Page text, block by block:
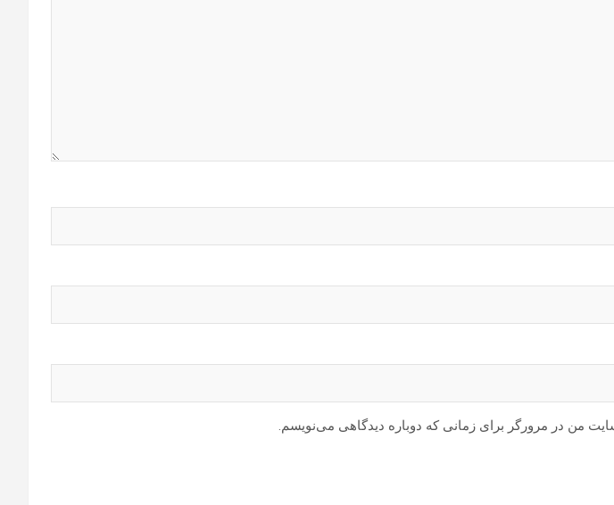
من در مرورگر برای زمانی که دوباره دیدگاهی می‌نویسم.